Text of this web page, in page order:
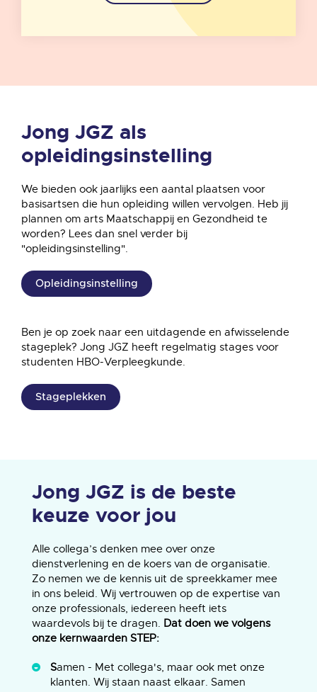
Jong JGZ als
opleidingsinstelling
We bieden ook jaarlijks een aantal plaatsen voor
basisartsen die hun opleiding willen vervolgen. Heb jij
plannen om arts Maatschappij en Gezondheid te
worden? Lees dan snel verder bij
"opleidingsinstelling".
Opleidingsinstelling
Ben je op zoek naar een uitdagende en afwisselende
stageplek? Jong JGZ heeft regelmatig stages voor
studenten HBO-Verpleegkunde.
Stageplekken
Jong JGZ is de beste
keuze voor jou
Alle collega’s denken mee over onze
dienstverlening en de koers van de organisatie.
Zo nemen we de kennis uit de spreekkamer mee
in ons beleid. Wij vertrouwen op de expertise van
onze professionals, iedereen heeft iets
waardevols bij te dragen. Dat doen we volgens
onze kernwaarden STEP:
Samen - Met collega's, maar ook met onze
klanten. Wij staan naast elkaar. Samen